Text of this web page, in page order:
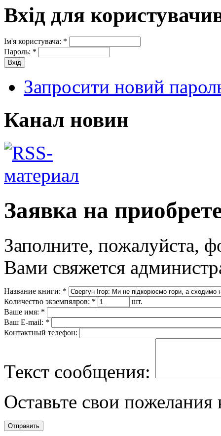
Вхід для
Ім'я користувача: *
Пароль: *
Запросити новий
Канал новин
Заявка на
Заполните, пожалуйста,
Вами свяжется
Название книги: *
Количество экземпялров: *
шт.
Ваше имя: *
Ваш E-mail: *
Контактный телефон:
Текст сообщения:
Оставьте свои пожелания